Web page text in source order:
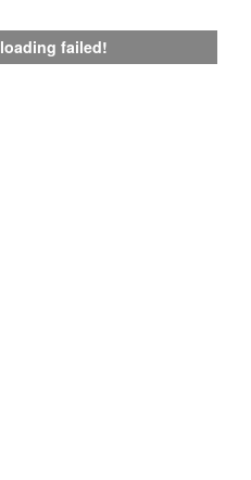
loading failed!